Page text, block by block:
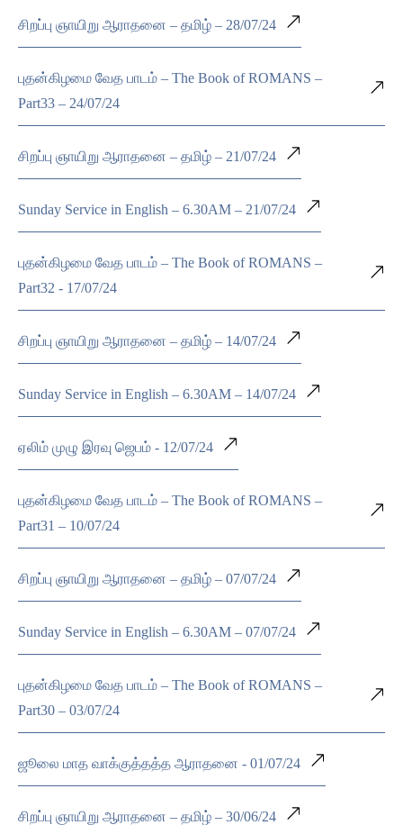
சிறப்பு ஞாயிறு ஆராதனை – தமிழ் – 28/07/24
புதன்கிழமை வேத பாடம் – The Book of ROMANS –
Part33 – 24/07/24
சிறப்பு ஞாயிறு ஆராதனை – தமிழ் – 21/07/24
Sunday Service in English – 6.30AM – 21/07/24
புதன்கிழமை வேத பாடம் – The Book of ROMANS –
Part32 - 17/07/24
சிறப்பு ஞாயிறு ஆராதனை – தமிழ் – 14/07/24
Sunday Service in English – 6.30AM – 14/07/24
ஏலிம் முழு இரவு ஜெபம் - 12/07/24
புதன்கிழமை வேத பாடம் – The Book of ROMANS –
Part31 – 10/07/24
சிறப்பு ஞாயிறு ஆராதனை – தமிழ் – 07/07/24
Sunday Service in English – 6.30AM – 07/07/24
புதன்கிழமை வேத பாடம் – The Book of ROMANS –
Part30 – 03/07/24
ஜூலை மாத வாக்குத்தத்த ஆராதனை - 01/07/24
சிறப்பு ஞாயிறு ஆராதனை – தமிழ் – 30/06/24